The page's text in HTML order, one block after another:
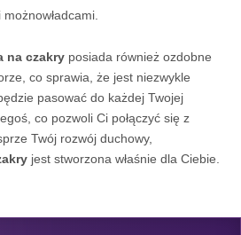
na czakry posiada również ozdobne
co sprawia, że jest niezwykle
pasować do każdej Twojej
co pozwoli Ci połączyć się z
Twój rozwój duchowy,
jest stworzona właśnie dla Ciebie.